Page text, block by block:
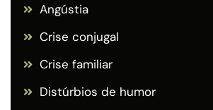
Angústia
Crise conjugal
Crise familiar
Distúrbios de humor